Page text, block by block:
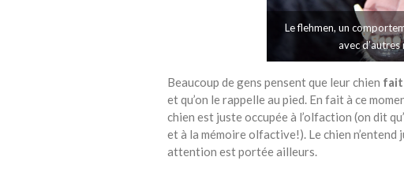
Le flehmen, un
avec
Beaucoup de gens pensent que leur chien fait
et qu’on le rappelle au pied. En fait à ce
chien est juste occupée à l’olfaction (on dit
et à la mémoire olfactive!). Le chien
attention est portée ailleurs.